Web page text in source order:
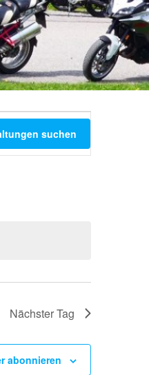
suchen
Nächster Tag
abonnieren